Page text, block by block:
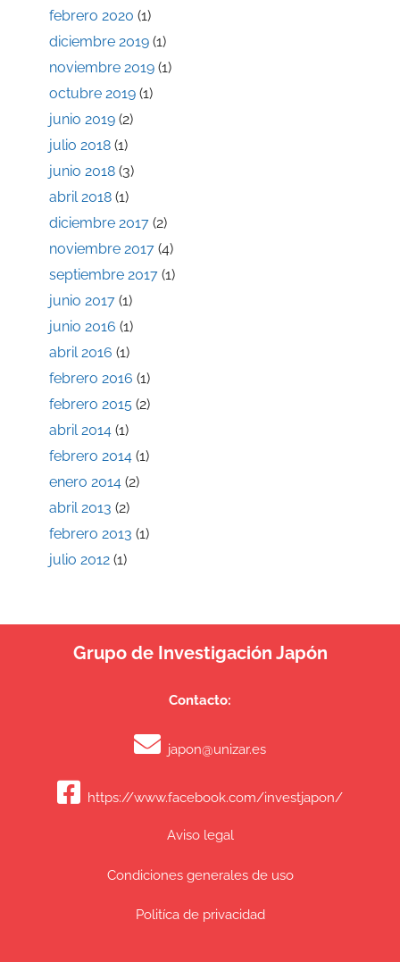
febrero 2020 (1)
diciembre 2019 (1)
noviembre 2019 (1)
octubre 2019 (1)
junio 2019 (2)
julio 2018 (1)
junio 2018 (3)
abril 2018 (1)
diciembre 2017 (2)
noviembre 2017 (4)
septiembre 2017 (1)
junio 2017 (1)
junio 2016 (1)
abril 2016 (1)
febrero 2016 (1)
febrero 2015 (2)
abril 2014 (1)
febrero 2014 (1)
enero 2014 (2)
abril 2013 (2)
febrero 2013 (1)
julio 2012 (1)
Grupo de Investigación Japón
Contacto:
japon@unizar.es
https://www.facebook.com/investjapon/
Aviso legal
Condiciones generales de uso
Politíca de privacidad